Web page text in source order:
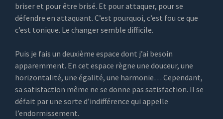
briser et pour être brisé. Et pour attaquer, pour se
défendre en attaquant. C’est pourquoi, c’est fou ce que
c’est tonique. Le changer semble difficile.
Puis je fais un deuxième espace dont j’ai besoin
apparemment. En cet espace règne une douceur, une
horizontalité, une égalité, une harmonie… Cependant,
sa satisfaction même ne se donne pas satisfaction. Il se
défait par une sorte d’indifférence qui appelle
l’endormissement.